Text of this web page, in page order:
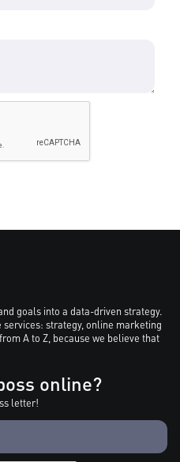
goals into a data-driven strategy.
strategy, online marketing
A to Z, because we believe that
online?
letter!